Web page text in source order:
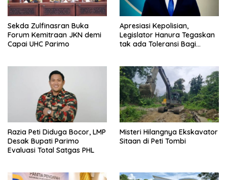
Sekda Zulfinasran Buka
Forum Kemitraan JKN demi
Capai UHC Parimo
Apresiasi Kepolisian,
Legislator Hanura Tegaskan
tak ada Toleransi Bagi
Razia Peti Diduga Bocor, LMP
Desak Bupati Parimo
Evaluasi Total Satgas PHL
Misteri Hilangnya Ekskavator
Sitaan di Peti Tombi